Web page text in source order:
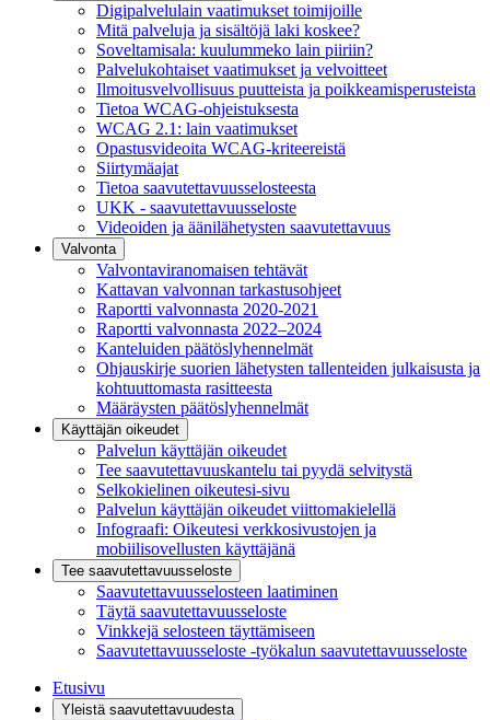
Digipalvelulain vaatimukset toimijoille
Mitä palveluja ja sisältöjä laki koskee?
Soveltamisala: kuulummeko lain piiriin?
Palvelukohtaiset vaatimukset ja velvoitteet
Ilmoitusvelvollisuus puutteista ja poikkeamisperusteista
Tietoa WCAG-ohjeistuksesta
WCAG 2.1: lain vaatimukset
Opastusvideoita WCAG-kriteereistä
Siirtymäajat
Tietoa saavutettavuusselosteesta
UKK - saavutettavuusseloste
Videoiden ja äänilähetysten saavutettavuus
Valvonta
Valvontaviranomaisen tehtävät
Kattavan valvonnan tarkastusohjeet
Raportti valvonnasta 2020-2021
Raportti valvonnasta 2022–2024
Kanteluiden päätöslyhennelmät
Ohjauskirje suorien lähetysten tallenteiden julkaisusta ja
kohtuuttomasta rasitteesta
Määräysten päätöslyhennelmät
Käyttäjän oikeudet
Palvelun käyttäjän oikeudet
Tee saavutettavuuskantelu tai pyydä selvitystä
Selkokielinen oikeutesi-sivu
Palvelun käyttäjän oikeudet viittomakielellä
Infograafi: Oikeutesi verkkosivustojen ja
mobiilisovellusten käyttäjänä
Tee saavutettavuusseloste
Saavutettavuus­selosteen laatiminen
Täytä saavutettavuusseloste
Vinkkejä selosteen täyttämiseen
Saavutettavuusseloste -työkalun saavutettavuusseloste
Etusivu
Yleistä saavutettavuudesta